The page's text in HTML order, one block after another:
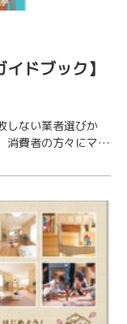
ドブック】
しない業者選びか
消費者の方々にマン